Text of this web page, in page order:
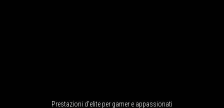
Prestazioni d'elite per gamer e appassionati